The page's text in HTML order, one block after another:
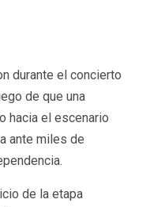
durante el concierto
de que una
hacia el escenario
ante miles de
de la etapa